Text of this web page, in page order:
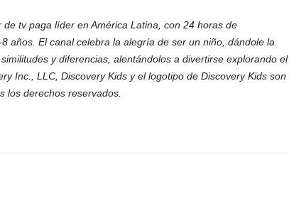
tv paga líder en América Latina, con 24 horas de
años. El canal celebra la alegría de ser un niño, dándole la
y diferencias, alentándolos a divertirse explorando el
Inc., LLC, Discovery Kids y el logotipo de Discovery Kids son
los derechos reservados.